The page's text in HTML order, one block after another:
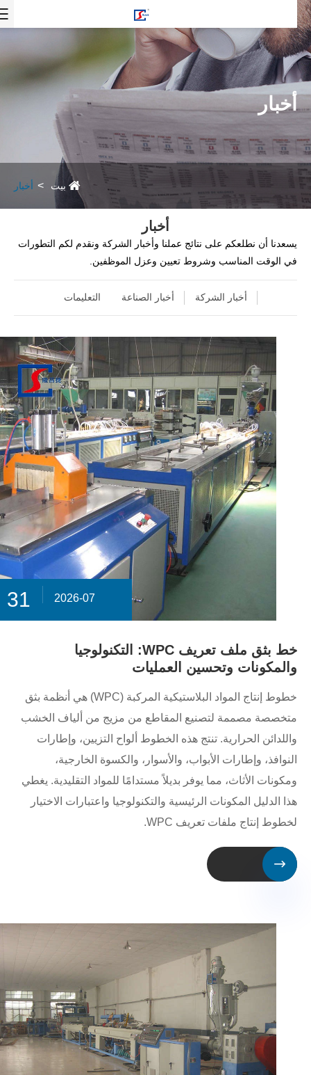
أخبار
بيت أخبار
أخبار
يسعدنا أن نطلعكم على نتائج عملنا وأخبار الشركة ونقدم لكم التطورات
في الوقت المناسب وشروط تعيين وعزل الموظفين.
أخبار الشركة أخبار الصناعة التعليمات
31 2026-07
خط بثق ملف تعريف WPC: التكنولوجيا
والمكونات وتحسين العمليات
خطوط إنتاج المواد البلاستيكية المركبة (WPC) هي أنظمة بثق
متخصصة مصممة لتصنيع المقاطع من مزيج من ألياف الخشب
واللدائن الحرارية. تنتج هذه الخطوط ألواح التزيين، وإطارات
النوافذ، وإطارات الأبواب، والأسوار، والكسوة الخارجية،
ومكونات الأثاث، مما يوفر بديلاً مستدامًا للمواد التقليدية. يغطي
هذا الدليل المكونات الرئيسية والتكنولوجيا واعتبارات الاختيار
لخطوط إنتاج ملفات تعريف WPC.
